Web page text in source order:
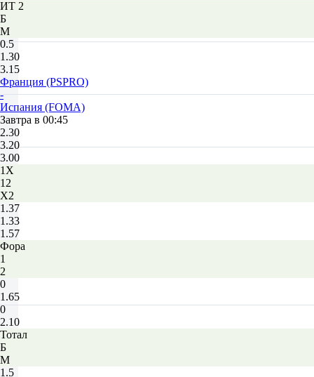
ИТ 2
Б
М
0.5
1.30
3.15
Франция (PSPRO)
-
Испания (FOMA)
Завтра в 00:45
2.30
3.20
3.00
1X
12
X2
1.37
1.33
1.57
Фора
1
2
0
1.65
0
2.10
Тотал
Б
М
1.5